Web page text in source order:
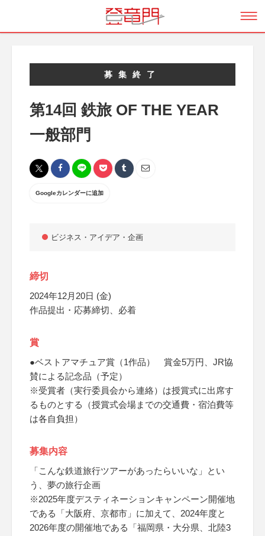
募集終了
第14回 鉄旅 OF THE YEAR
一般部門
Googleカレンダーに追加
ビジネス・アイデア・企画
締切
2024年12月20日 (金)
作品提出・応募締切、必着
賞
●ベストアマチュア賞（1作品） 賞金5万円、JR協
賛による記念品（予定）
※受賞者（実行委員会から連絡）は授賞式に出席す
るものとする（授賞式会場までの交通費・宿泊費等
は各自負担）
募集内容
「こんな鉄道旅行ツアーがあったらいいな」とい
う、夢の旅行企画
※2025年度デスティネーションキャンペーン開催地
である「大阪府、京都市」に加えて、2024年度と
2026年度の開催地である「福岡県・大分県、北陸3